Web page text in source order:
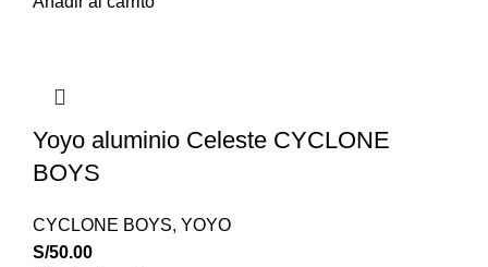
Yoyo aluminio Celeste CYCLONE
BOYS
CYCLONE BOYS, YOYO
S/50.00